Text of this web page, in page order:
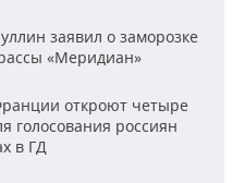
заявил о заморозке
«Меридиан»
откроют четыре
голосования россиян
в ГД